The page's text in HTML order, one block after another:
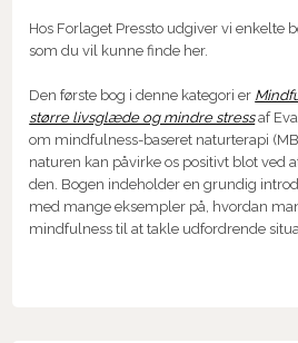
Hos Forlaget Pressto udgiver vi enkelte
som du vil kunne finde her.
Den første bog i denne kategori er
større livsglæde og mindre stress af
om mindfulness-baseret naturterapi
naturen kan påvirke os positivt blot ved
den. Bogen indeholder en grundig
med mange eksempler på, hvordan
mindfulness til at takle udfordrende